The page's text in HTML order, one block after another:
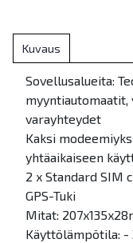
Kuvaus
Sovellusalueita:
varayhteydet
Kaksi
yhtäaikaiseen
2 x Standard SIM
GPS-Tuki
Mitat:
Käyttölämpötila: -